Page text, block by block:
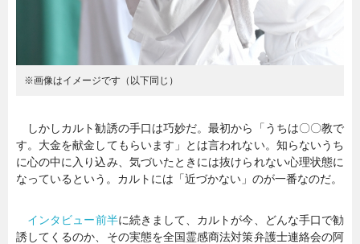
※画像はイメージです（以下同じ）
しかしカルト勧誘の手口は巧妙だ。最初から「うちは〇〇教で
す。大金を献金してもらいます」とは言われない。知らないうち
に心の中に入り込み、気づいたときには抜けられない心理状態に
なっているという。カルトには「近づかない」のが一番なのだ。
インタビュー前半に続きまして、カルトが今、どんな手口で勧
誘してくるのか、その実態を全国霊感商法対策弁護士連絡会の阿